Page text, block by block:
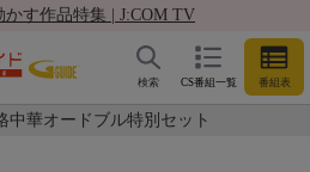
かす作品特集 | J:COM TV
CS番組一覧 番組表
検索
中華オードブル特別セット